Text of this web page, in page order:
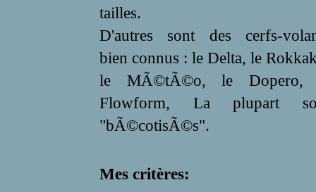
tailles.
D'autres sont des cerfs-
bien connus : le Delta, le
le MÃ©tÃ©o, le Dopero,
Flowform, La plupart
"bÃ©cotisÃ©s".
Mes critères: